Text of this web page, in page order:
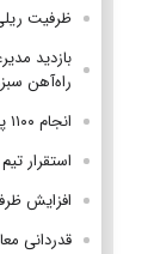
ظرفیت
بازدید
راه‌آهن
انجام ۱۱۰۰ پرواز اربعینی و جابه‌جایی ۱۴۱ هزار زائر تا ۱۲ مرداد
استقرار
افزایش ظرفیت «هما»
قدردانی